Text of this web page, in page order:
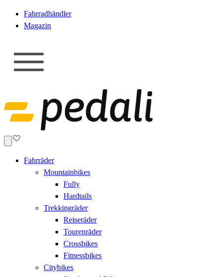
Fahrradhändler
Magazin
Fahrräder
Mountainbikes
Fully
Hardtails
Trekkingräder
Reiseräder
Tourenräder
Crossbikes
Fitnessbikes
Citybikes